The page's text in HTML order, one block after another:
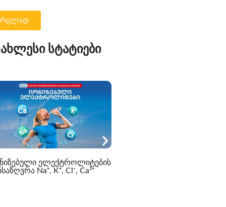
სტატიები
ელექტროლიტების
Na⁺, K⁺, Cl⁻, Ca²⁺